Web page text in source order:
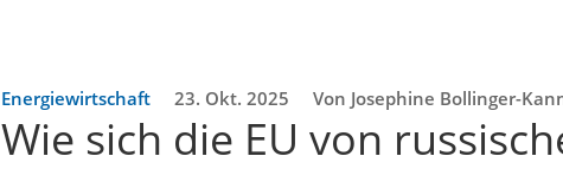
Energiewirtschaft 23. Okt. 2025 Von Josephine Bollinger-
Wie sich die EU von